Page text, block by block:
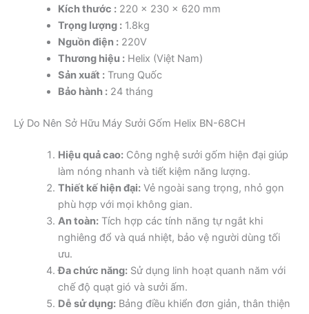
Kích thước :220 x 230 x 620 mm
Trọng lượng :1.8kg
Nguồn điện :220V
Thương hiệu :Helix (Việt Nam)
Sản xuất :Trung Quốc
Bảo hành :24 tháng
Lý Do Nên Sở Hữu Máy Sưởi Gốm Helix BN-68CH
Hiệu quả cao:Công nghệ sưởi gốm hiện đại giúp
làm nóng nhanh và tiết kiệm năng lượng.
Thiết kế hiện đại:Vẻ ngoài sang trọng, nhỏ gọn
phù hợp với mọi không gian.
An toàn:Tích hợp các tính năng tự ngắt khi
nghiêng đổ và quá nhiệt, bảo vệ người dùng tối
ưu.
Đa chức năng:Sử dụng linh hoạt quanh năm với
chế độ quạt gió và sưởi ấm.
Dễ sử dụng:Bảng điều khiển đơn giản, thân thiện